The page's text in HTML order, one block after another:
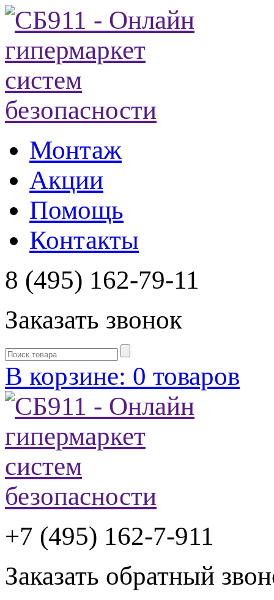
Монтаж
Акции
Помощь
Контакты
8 (495) 162-79-11
Заказать звонок
В корзине: 0 товаров
+7 (495) 162-7-911
Заказать обратный